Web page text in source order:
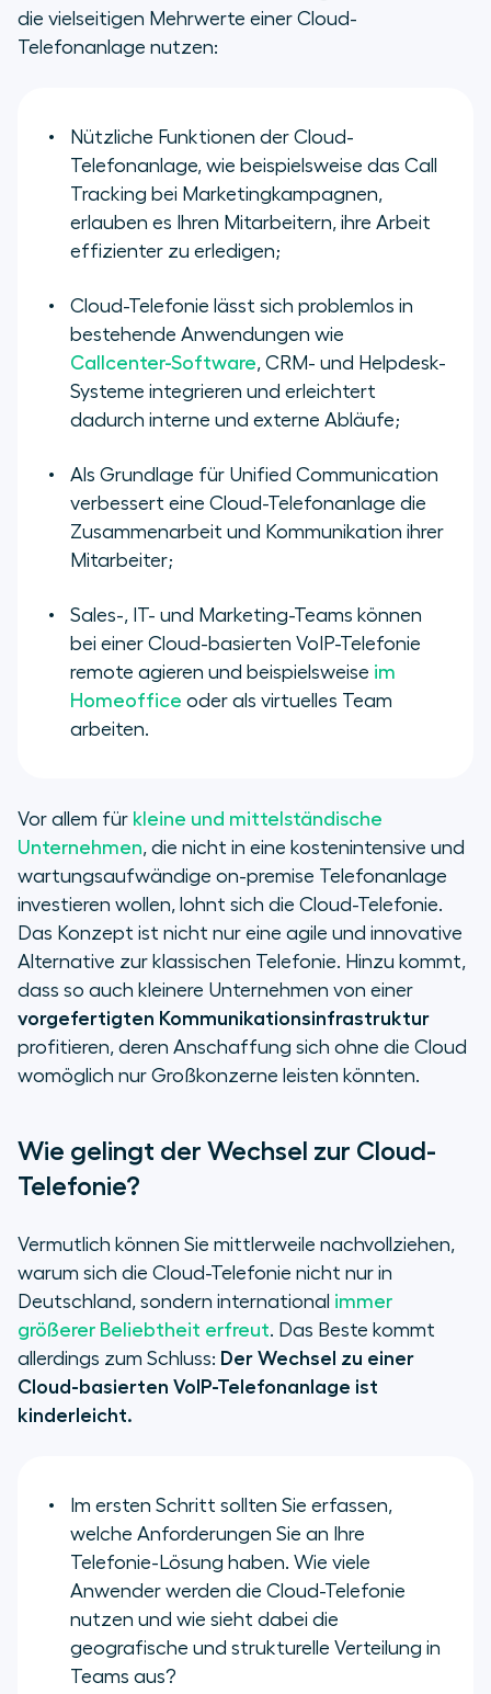
die vielseitigen Mehrwerte einer Cloud-
Telefonanlage nutzen:
Nützliche Funktionen der Cloud-
Telefonanlage, wie beispielsweise das Call
Tracking bei Marketingkampagnen,
erlauben es Ihren Mitarbeitern, ihre Arbeit
effizienter zu erledigen;
Cloud-Telefonie lässt sich problemlos in
bestehende Anwendungen wie
Callcenter-Software, CRM- und Helpdesk-
Systeme integrieren und erleichtert
dadurch interne und externe Abläufe;
Als Grundlage für Unified Communication
verbessert eine Cloud-Telefonanlage die
Zusammenarbeit und Kommunikation ihrer
Mitarbeiter;
Sales-, IT- und Marketing-Teams können
bei einer Cloud-basierten VoIP-Telefonie
remote agieren und beispielsweise im
Homeoffice oder als virtuelles Team
arbeiten.
Vor allem für kleine und mittelständische
Unternehmen, die nicht in eine kostenintensive und
wartungsaufwändige on-premise Telefonanlage
investieren wollen, lohnt sich die Cloud-Telefonie.
Das Konzept ist nicht nur eine agile und innovative
Alternative zur klassischen Telefonie. Hinzu kommt,
dass so auch kleinere Unternehmen von einer
vorgefertigten Kommunikationsinfrastruktur
profitieren, deren Anschaffung sich ohne die Cloud
womöglich nur Großkonzerne leisten könnten.
Wie gelingt der Wechsel zur Cloud-
Telefonie?
Vermutlich können Sie mittlerweile nachvollziehen,
warum sich die Cloud-Telefonie nicht nur in
Deutschland, sondern international immer
größerer Beliebtheit erfreut. Das Beste kommt
allerdings zum Schluss: Der Wechsel zu einer
Cloud-basierten VoIP-Telefonanlage ist
kinderleicht.
Im ersten Schritt sollten Sie erfassen,
welche Anforderungen Sie an Ihre
Telefonie-Lösung haben. Wie viele
Anwender werden die Cloud-Telefonie
nutzen und wie sieht dabei die
geografische und strukturelle Verteilung in
Teams aus?